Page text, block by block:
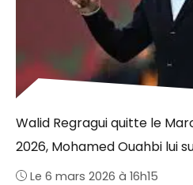
Walid Regragui quitte le
2026, Mohamed Ouahbi lui
Le 6 mars 2026 à 16h15